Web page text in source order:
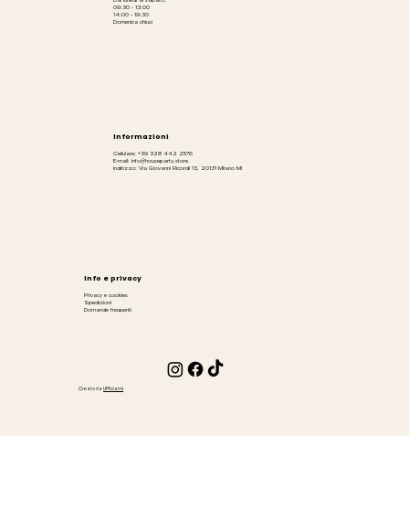
09:30 - 13:00
14:00 - 19:30
Domenica chiusi
Informazioni
Cellulare: +39 328 442 2576
E-mail: info@houseparty.store
Indirizzo: Via Giovanni Ricordi 13, 20131 Milano MI
Info e privacy
Privacy e cookies
Spedizioni
Domande frequenti
Creato da Ufficiami